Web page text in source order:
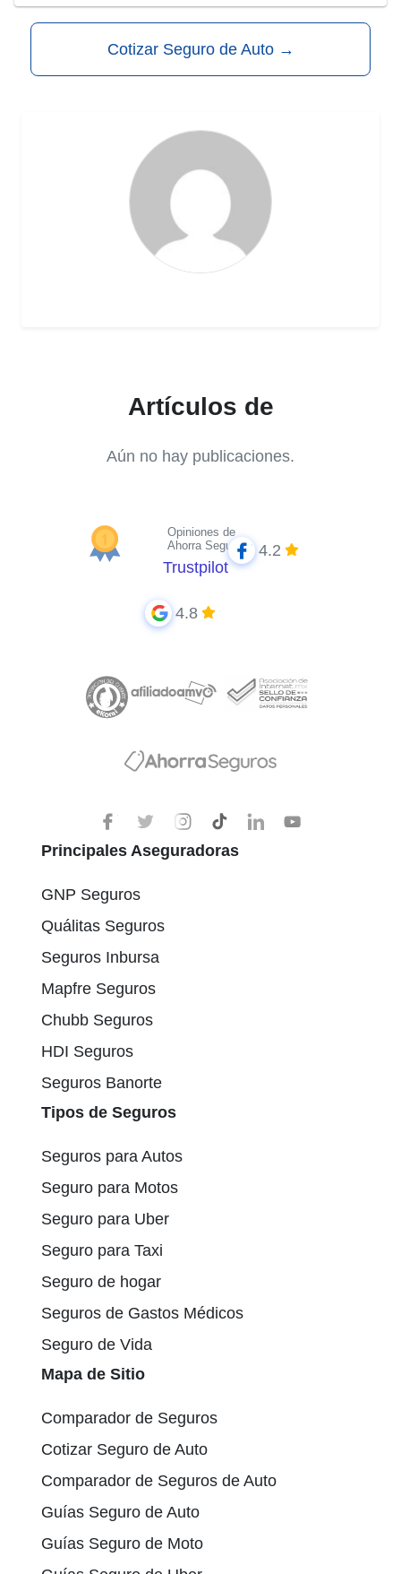
Cotizar Seguro de Auto →
Artículos de
Aún no hay publicaciones.
Opiniones de
Ahorra Seguros
Trustpilot
4.2
4.8
Principales Aseguradoras
GNP Seguros
Quálitas Seguros
Seguros Inbursa
Mapfre Seguros
Chubb Seguros
HDI Seguros
Seguros Banorte
Tipos de Seguros
Seguros para Autos
Seguro para Motos
Seguro para Uber
Seguro para Taxi
Seguro de hogar
Seguros de Gastos Médicos
Seguro de Vida
Mapa de Sitio
Comparador de Seguros
Cotizar Seguro de Auto
Comparador de Seguros de Auto
Guías Seguro de Auto
Guías Seguro de Moto